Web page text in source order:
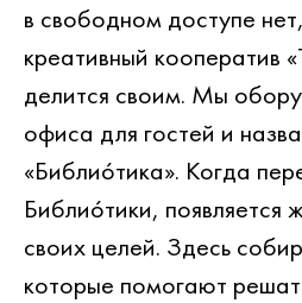
в свободном доступе
креативный кооператив
делится своим. Мы
офиса для гостей и
«Библиóтика». Когда
Библиóтики, появляется
своих целей. Здесь
которые помогают